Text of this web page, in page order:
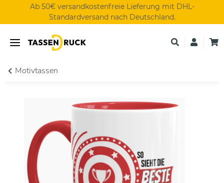
Ab 50€ versandkostenfreie Lieferung mit DHL-
Standardversand nach Deutschland.
Motivtassen